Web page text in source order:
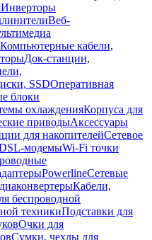
Инверторы
Веб-
Компьютерные кабели,
Док-станции,
SSDОперативная
блоки
охлажденияКорпуса для
приводыАксессуары
для накопителейСетевое
модемыWi-Fi точки
PowerlineСетевые
Кабели,
беспроводной
техникиПодставки для
Очки для
Сумки, чехлы для